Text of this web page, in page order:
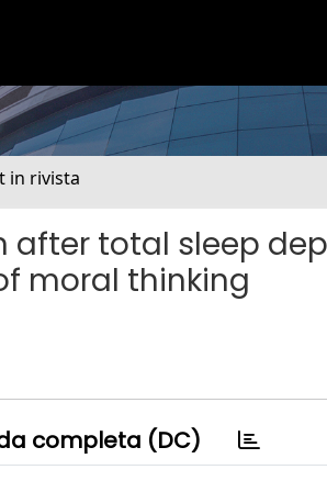
in rivista
total sleep
moral thinking
completa (DC)